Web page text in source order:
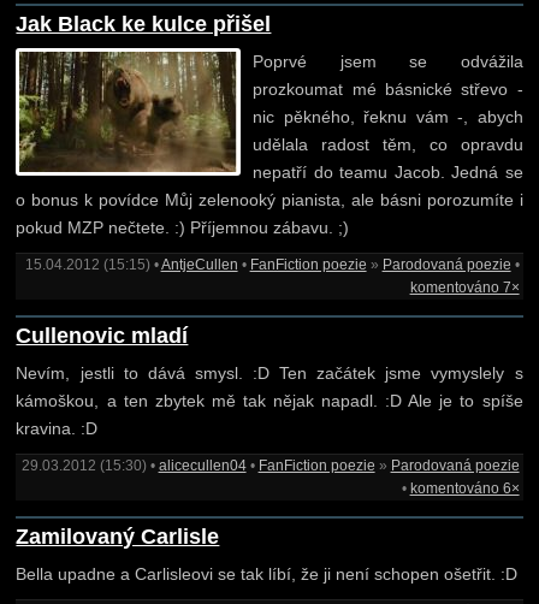
Jak Black ke kulce přišel
Poprvé jsem se odvážila
prozkoumat mé básnické střevo -
nic pěkného, řeknu vám -, abych
udělala radost těm, co opravdu
nepatří do teamu Jacob. Jedná se
o bonus k povídce Můj zelenooký pianista, ale básni porozumíte i
pokud MZP nečtete. :) Příjemnou zábavu. ;)
15.04.2012 (15:15) •AntjeCullen • FanFiction poezie » Parodovaná poezie •
komentováno 7×
Cullenovic mladí
Nevím, jestli to dává smysl. :D Ten začátek jsme vymyslely s
kámoškou, a ten zbytek mě tak nějak napadl. :D Ale je to spíše
kravina. :D
29.03.2012 (15:30) • alicecullen04• FanFiction poezie » Parodovaná poezie
• komentováno 6×
Zamilovaný Carlisle
Bella upadne a Carlisleovi se tak líbí, že ji není schopen ošetřit. :D